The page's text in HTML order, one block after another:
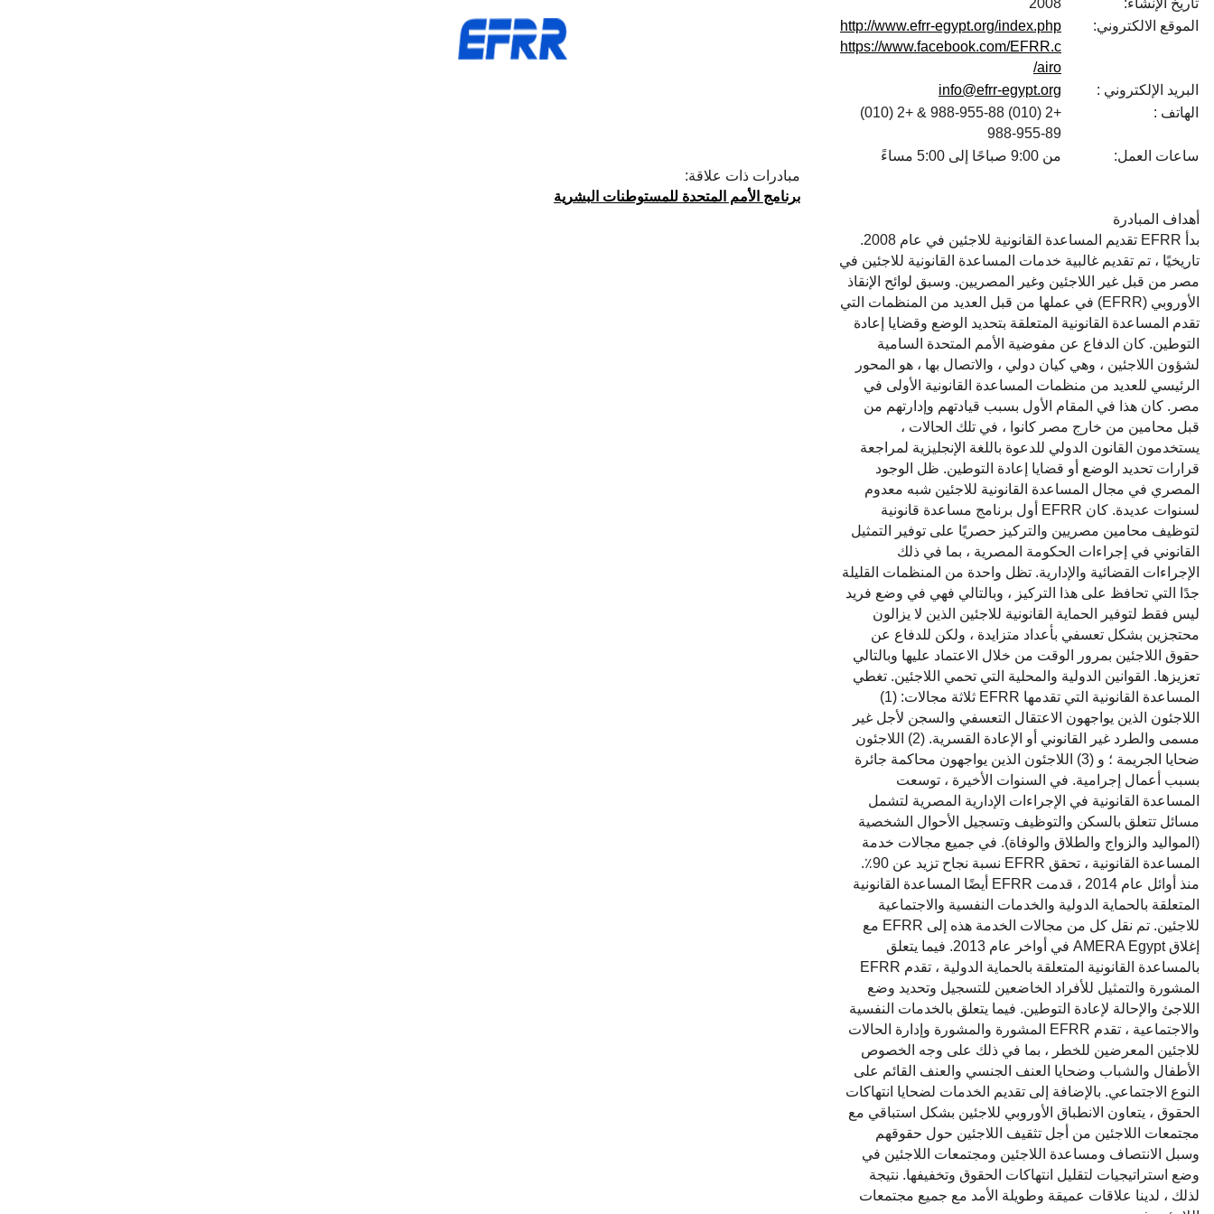
تاريخ الإنشاء:
2008
الموقع الالكتروني:
http://www.efrr-egypt.org/index.php
https://www.facebook.com/EFRR.c
airo/
البريد الإلكتروني :
info@efrr-egypt.org
الهاتف :
+2 (010) 988-955-88 & +2 (010)
988-955-89
ساعات العمل:
من 9:00 صباحًا إلى 5:00 مساءً
أهداف المبادرة
بدأ EFRR تقديم المساعدة القانونية للاجئين في عام 2008.
تاريخيًا ، تم تقديم غالبية خدمات المساعدة القانونية للاجئين في
مصر من قبل غير اللاجئين وغير المصريين. وسبق لوائح الإنقاذ
الأوروبي (EFRR) في عملها من قبل العديد من المنظمات التي
تقدم المساعدة القانونية المتعلقة بتحديد الوضع وقضايا إعادة
التوطين. كان الدفاع عن مفوضية الأمم المتحدة السامية
لشؤون اللاجئين ، وهي كيان دولي ، والاتصال بها ، هو المحور
الرئيسي للعديد من منظمات المساعدة القانونية الأولى في
مصر. كان هذا في المقام الأول بسبب قيادتهم وإدارتهم من
قبل محامين من خارج مصر كانوا ، في تلك الحالات ،
يستخدمون القانون الدولي للدعوة باللغة الإنجليزية لمراجعة
قرارات تحديد الوضع أو قضايا إعادة التوطين. ظل الوجود
المصري في مجال المساعدة القانونية للاجئين شبه معدوم
لسنوات عديدة. كان EFRR أول برنامج مساعدة قانونية
لتوظيف محامين مصريين والتركيز حصريًا على توفير التمثيل
القانوني في إجراءات الحكومة المصرية ، بما في ذلك
الإجراءات القضائية والإدارية. تظل واحدة من المنظمات القليلة
جدًا التي تحافظ على هذا التركيز ، وبالتالي فهي في وضع فريد
ليس فقط لتوفير الحماية القانونية للاجئين الذين لا يزالون
محتجزين بشكل تعسفي بأعداد متزايدة ، ولكن للدفاع عن
حقوق اللاجئين بمرور الوقت من خلال الاعتماد عليها وبالتالي
تعزيزها. القوانين الدولية والمحلية التي تحمي اللاجئين. تغطي
المساعدة القانونية التي تقدمها EFRR ثلاثة مجالات: (1)
اللاجئون الذين يواجهون الاعتقال التعسفي والسجن لأجل غير
مسمى والطرد غير القانوني أو الإعادة القسرية. (2) اللاجئون
ضحايا الجريمة ؛ و (3) اللاجئون الذين يواجهون محاكمة جائرة
بسبب أعمال إجرامية. في السنوات الأخيرة ، توسعت
المساعدة القانونية في الإجراءات الإدارية المصرية لتشمل
مسائل تتعلق بالسكن والتوظيف وتسجيل الأحوال الشخصية
(المواليد والزواج والطلاق والوفاة). في جميع مجالات خدمة
المساعدة القانونية ، تحقق EFRR نسبة نجاح تزيد عن 90٪.
منذ أوائل عام 2014 ، قدمت EFRR أيضًا المساعدة القانونية
المتعلقة بالحماية الدولية والخدمات النفسية والاجتماعية
للاجئين. تم نقل كل من مجالات الخدمة هذه إلى EFRR مع
إغلاق AMERA Egypt في أواخر عام 2013. فيما يتعلق
بالمساعدة القانونية المتعلقة بالحماية الدولية ، تقدم EFRR
المشورة والتمثيل للأفراد الخاضعين للتسجيل وتحديد وضع
اللاجئ والإحالة لإعادة التوطين. فيما يتعلق بالخدمات النفسية
والاجتماعية ، تقدم EFRR المشورة والمشورة وإدارة الحالات
للاجئين المعرضين للخطر ، بما في ذلك على وجه الخصوص
الأطفال والشباب وضحايا العنف الجنسي والعنف القائم على
النوع الاجتماعي. بالإضافة إلى تقديم الخدمات لضحايا انتهاكات
الحقوق ، يتعاون الانطباق الأوروبي للاجئين بشكل استباقي مع
مجتمعات اللاجئين من أجل تثقيف اللاجئين حول حقوقهم
وسبل الانتصاف ومساعدة اللاجئين ومجتمعات اللاجئين في
وضع استراتيجيات لتقليل انتهاكات الحقوق وتخفيفها. نتيجة
لذلك ، لدينا علاقات عميقة وطويلة الأمد مع جميع مجتمعات
مبادرات ذات علاقة:
برنامج الأمم المتحدة للمستوطنات البشرية